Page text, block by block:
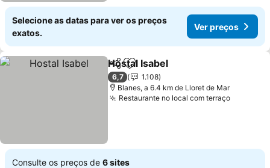
Selecione as datas para ver os preços
exatos.
Ver preços
PartilharAdicionar aos favoritos
Hostal Isabel
6,7
1.108
Blanes, a 6.4 km de Lloret de Mar
Restaurante no local com terraçoVer
Consulte os preços de 6 sites